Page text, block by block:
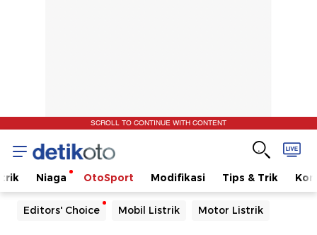
SCROLL TO CONTINUE WITH CONTENT
Niaga OtoSport Modifikasi Tips & Trik
Editors' Choice Mobil Listrik Motor Listrik